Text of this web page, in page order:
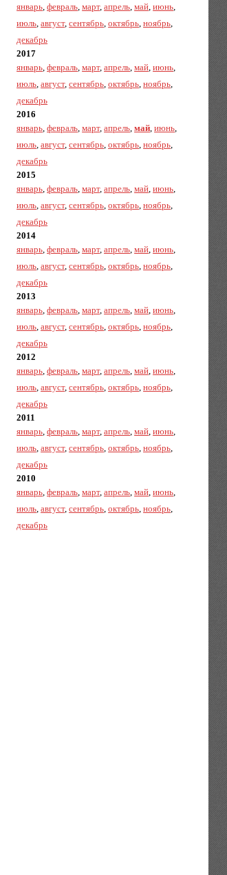
январь,февраль,март,апрель,май,июнь,
июль,август,сентябрь,октябрь,ноябрь,
декабрь
2017
январь,февраль,март,апрель,май,июнь,
июль,август,сентябрь,октябрь,ноябрь,
декабрь
2016
январь,февраль,март,апрель,май,июнь,
июль,август,сентябрь,октябрь,ноябрь,
декабрь
2015
январь,февраль,март,апрель,май,июнь,
июль,август,сентябрь,октябрь,ноябрь,
декабрь
2014
январь,февраль,март,апрель,май,июнь,
июль,август,сентябрь,октябрь,ноябрь,
декабрь
2013
январь,февраль,март,апрель,май,июнь,
июль,август,сентябрь,октябрь,ноябрь,
декабрь
2012
январь,февраль,март,апрель,май,июнь,
июль,август,сентябрь,октябрь,ноябрь,
декабрь
2011
январь,февраль,март,апрель,май,июнь,
июль,август,сентябрь,октябрь,ноябрь,
декабрь
2010
январь,февраль,март,апрель,май,июнь,
июль,август,сентябрь,октябрь,ноябрь,
декабрь